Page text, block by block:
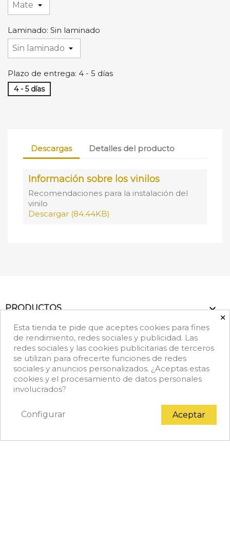
Laminado: Sin laminado
Plazo de entrega: 4 - 5 días
4 - 5 días
Descargas Detalles del producto
Información sobre los vinilos
Recomendaciones para la instalación del
vinilo
Descargar (84.44KB)
PRODUCTOS 
NUESTRA EMPRESA
DATOS DE CONTACTO
FacebookRss InstagramLinkedInTikTok
© 2026 - Copyright © Achef.es. Todos los derechos
×
Esta tienda te pide que aceptes cookies para fines
de rendimiento, redes sociales y publicidad. Las
redes sociales y las cookies publicitarias de terceros
se utilizan para ofrecerte funciones de redes
sociales y anuncios personalizados. ¿Aceptas estas
cookies y el procesamiento de datos personales
involucrados?
Aceptar
Configurar